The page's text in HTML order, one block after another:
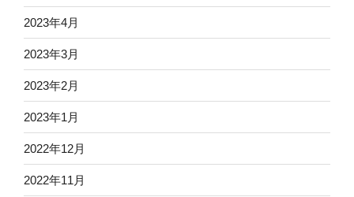
2023年4月
2023年3月
2023年2月
2023年1月
2022年12月
2022年11月